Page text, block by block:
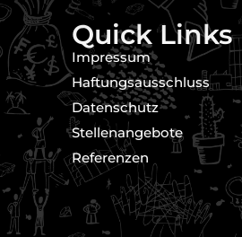
Quick Links
Impressum
Haftungsausschluss
Datenschutz
Stellenangebote
Referenzen